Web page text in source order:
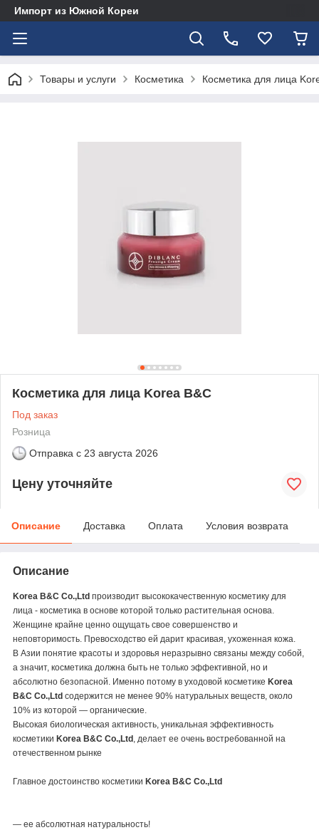
Импорт из Южной Кореи
Товары и услуги Косметика Косметика для лица
Косметика для лица Korea B&C
Под заказ
Розница
Отправка с 23 августа 2026
Цену уточняйте
Описание Доставка Оплата Условия возврата
Описание
Korea B&C Co.,Ltd производит высококачественную косметику для
лица - косметика в основе которой только растительная основа.
Женщине крайне ценно ощущать свое совершенство и
неповторимость. Превосходство ей дарит красивая, ухоженная кожа.
В Азии понятие красоты и здоровья неразрывно связаны между собой,
а значит, косметика должна быть не только эффективной, но и
абсолютно безопасной. Именно потому в уходовой косметике Korea
B&C Co.,Ltd содержится не менее 90% натуральных веществ, около
10% из которой — органические.
Высокая биологическая активность, уникальная эффективность
косметики Korea B&C Co.,Ltd , делает ее очень востребованной на
отечественном рынке
Главное достоинство косметики Korea B&C Co.,Ltd
— ее абсолютная натуральность!